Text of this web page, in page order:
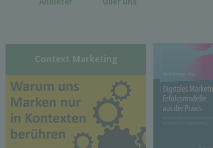
Context Marketing